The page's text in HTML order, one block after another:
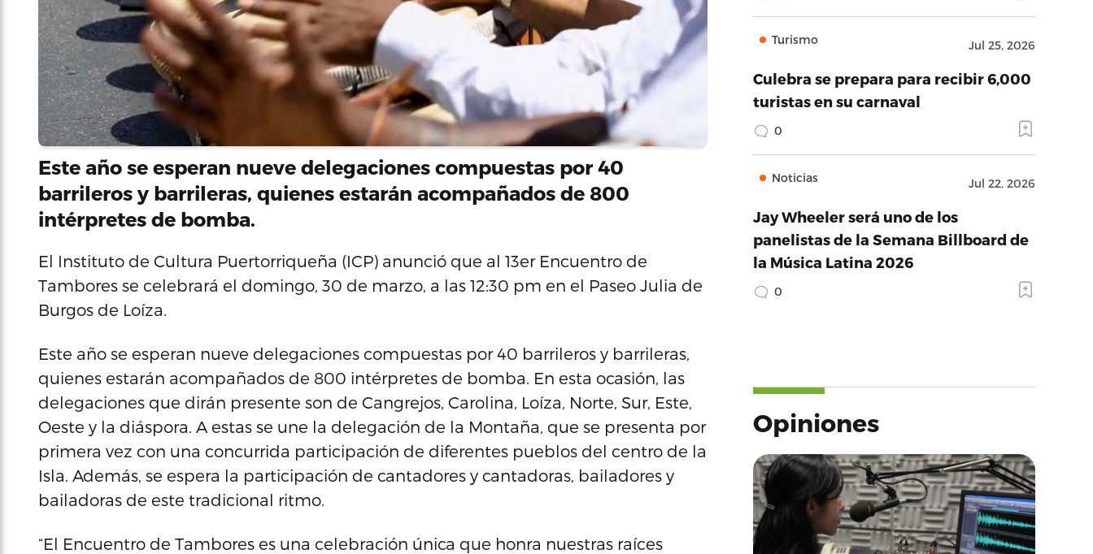
Este año se esperan nueve delegaciones compuestas por 40
barrileros y barrileras, quienes estarán acompañados de 800
intérpretes de bomba.
El Instituto de Cultura Puertorriqueña (ICP) anunció que al 13er Encuentro de
Tambores se celebrará el domingo, 30 de marzo, a las 12:30 pm en el Paseo Julia de
Burgos de Loíza.
Este año se esperan nueve delegaciones compuestas por 40 barrileros y barrileras,
quienes estarán acompañados de 800 intérpretes de bomba. En esta ocasión, las
delegaciones que dirán presente son de Cangrejos, Carolina, Loíza, Norte, Sur, Este,
Oeste y la diáspora. A estas se une la delegación de la Montaña, que se presenta por
primera vez con una concurrida participación de diferentes pueblos del centro de la
Isla. Además, se espera la participación de cantadores y cantadoras, bailadores y
bailadoras de este tradicional ritmo.
“El Encuentro de Tambores es una celebración única que honra nuestras raíces
Turismo Jul 25, 2026
Culebra se prepara para recibir 6,000
turistas en su carnaval
0
Noticias Jul 22, 2026
Jay Wheeler será uno de los
panelistas de la Semana Billboard de
la Música Latina 2026
0
Opiniones